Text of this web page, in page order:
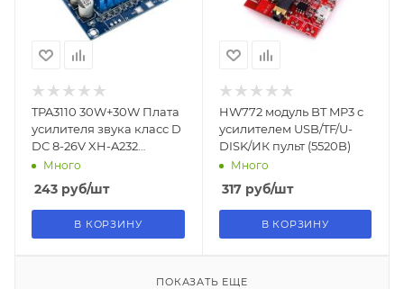
TPA3110 30W+30W Плата
усилителя звука класс D
DC 8-26V XH-A232
(M3247)
Много
243 руб/шт
В КОРЗИНУ
HW772 модуль BT MP3 с
усилителем USB/TF/U-
DISK/ИК пульт (5520B)
Много
317руб/шт
В КОРЗИНУ
ПОКАЗАТЬ ЕЩЕ